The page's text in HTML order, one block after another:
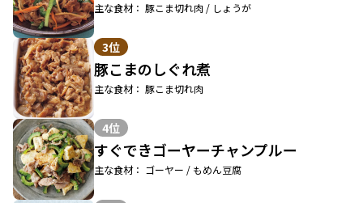
主な食材： 豚こま切れ肉 / しょうが
3位
豚こまのしぐれ煮
主な食材： 豚こま切れ肉
4位
すぐできゴーヤーチャンプルー
主な食材： ゴーヤー / もめん豆腐